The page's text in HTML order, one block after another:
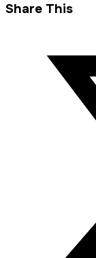
Share This